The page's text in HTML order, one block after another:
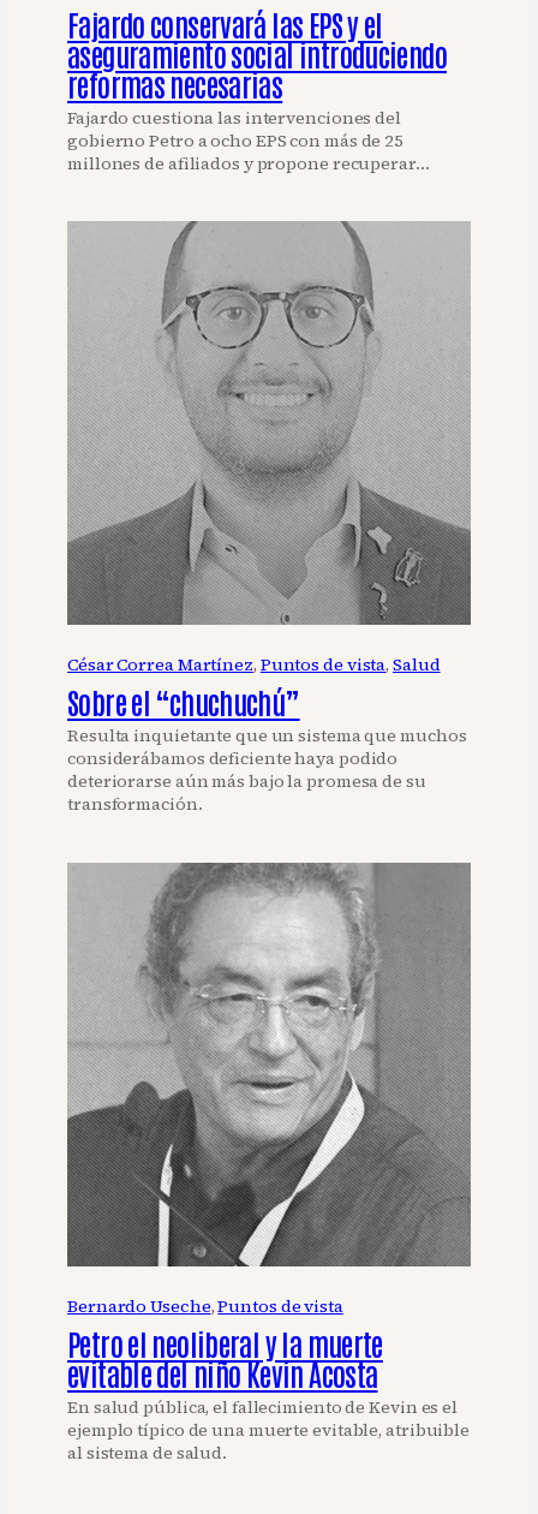
Fajardo conservará las EPS y el
aseguramiento social introduciendo
reformas necesarias
Fajardo cuestiona las intervenciones del
gobierno Petro a ocho EPS con más de 25
millones de afiliados y propone recuperar…
César Correa Martínez, Puntos de vista, Salud
Sobre el “chuchuchú”
Resulta inquietante que un sistema que muchos
considerábamos deficiente haya podido
deteriorarse aún más bajo la promesa de su
transformación.
Bernardo Useche, Puntos de vista
Petro el neoliberal y la muerte
evitable del niño Kevin Acosta
En salud pública, el fallecimiento de Kevin es el
ejemplo típico de una muerte evitable, atribuible
al sistema de salud.